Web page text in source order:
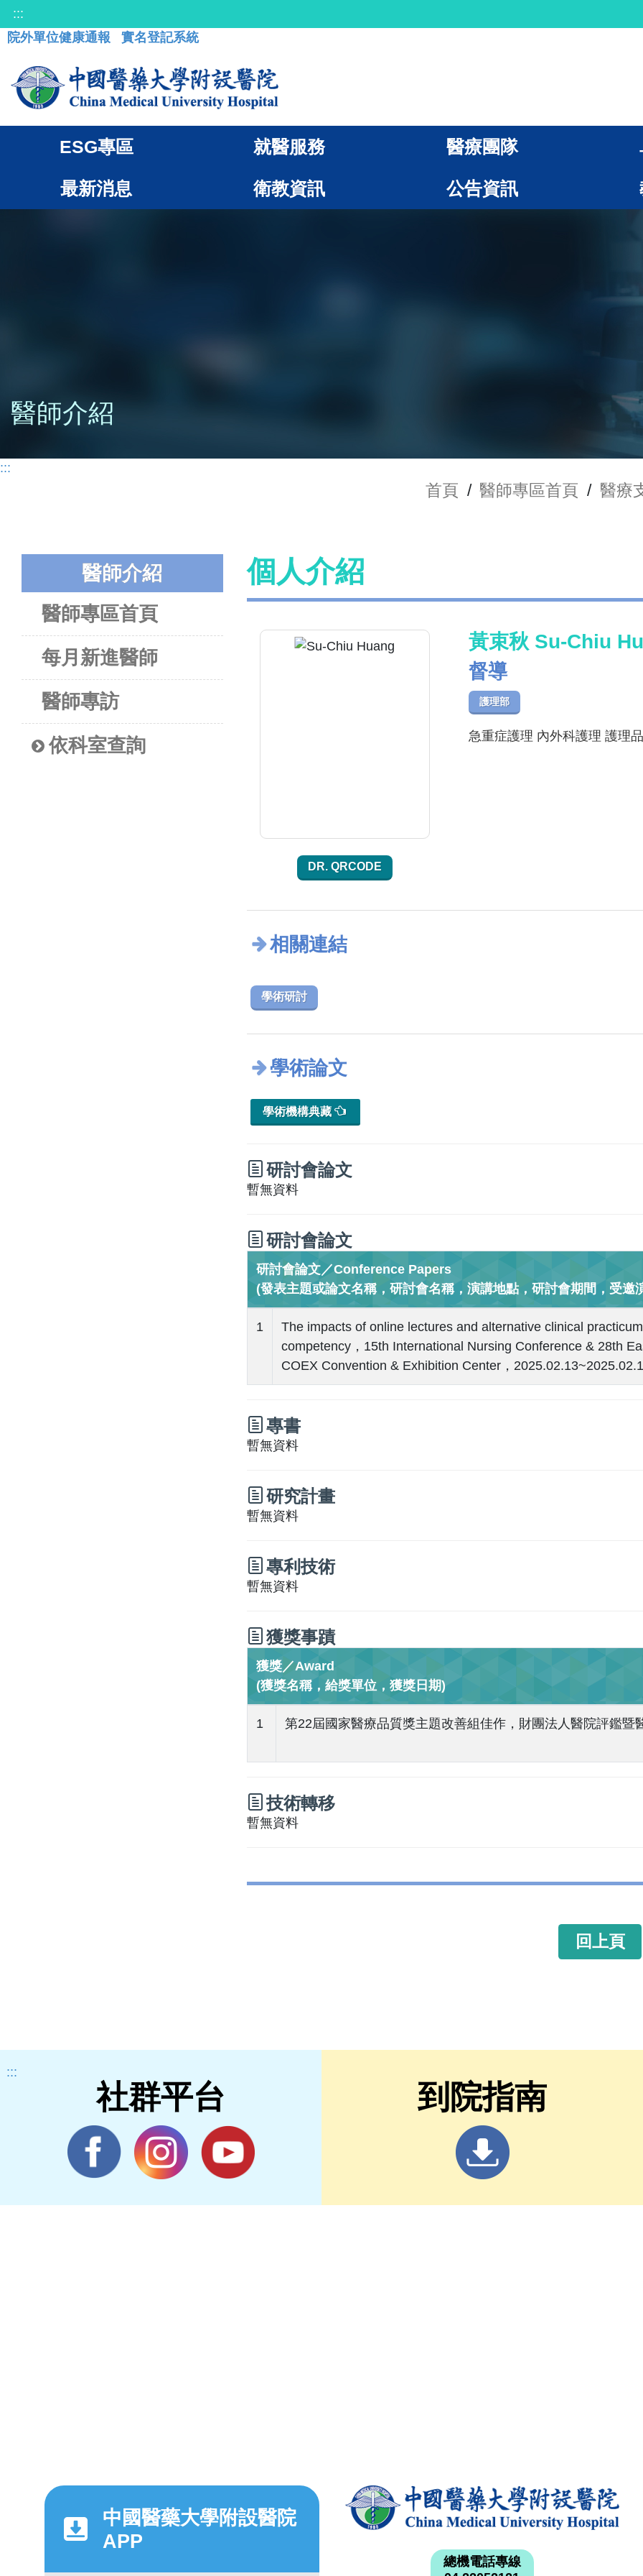
:::
院外單位健康通報
實名登記系統
ESG專區 就醫服務 醫療團隊
最新消息 衛教資訊 公告資訊
醫師介紹
:::
首頁 / 醫師專區首頁 / 醫療
醫師介紹
醫師專區首頁
每月新進醫師
醫師專訪
依科室查詢
個人介紹
DR. QRCODE
黃束秋 Su-Chiu
督導
護理部
急重症護理 內外科護理 護理
相關連結
學術研討
學術論文
學術機構典藏
研討會論文
暫無資料
研討會論文
研討會論文／Conference Papers
(發表主題或論文名稱，研討會名稱，演講地點，研討會期間，受邀
1
The impacts of online lectures and alternative clinical
competency，15th International Nursing Conference & 28th
COEX Convention & Exhibition Center，
專書
暫無資料
研究計畫
暫無資料
專利技術
暫無資料
獲獎事蹟
獲獎／Award
(獲獎名稱，給獎單位，獲獎日期)
1 第22屆國家醫療品質獎主題改善組佳作，財團法人醫院評鑑暨
技術轉移
暫無資料
回上頁
:::
社群平台 到院指南
中國醫藥大學附設醫院
APP
總機電話專線